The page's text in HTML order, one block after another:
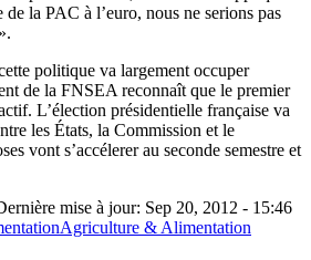
de la PAC à l’euro, nous ne serions pas
politique va largement occuper
de la FNSEA reconnaît que le premier
L’élection présidentielle française va
les États, la Commission et le
vont s’accélerer au seconde semestre et
mise à jour: Sep 20, 2012 - 15:46
Agriculture & Alimentation